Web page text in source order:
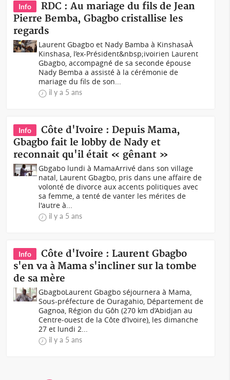
Info
RDC : Au mariage du fils de Jean
Pierre Bemba, Gbagbo cristallise les
regards
Laurent Gbagbo et Nady Bamba à KinshasaÀ
Kinshasa, l’ex-Président&nbsp;ivoirien Laurent
Gbagbo, accompagné de sa seconde épouse
Nady Bemba a assisté à la cérémonie de
mariage du fils de son...
il y a 5 ans
Info
Côte d'Ivoire : Depuis Mama,
Gbagbo fait le lobby de Nady et
reconnait qu'il était « gênant »
Gbgabo lundi à MamaArrivé dans son village
natal, Laurent Gbagbo, pris dans une affaire de
volonté de divorce aux accents politiques avec
sa femme, a tenté de vanter les mérites de
l'autre à...
il y a 5 ans
Info
Côte d'Ivoire : Laurent Gbagbo
s'en va à Mama s'incliner sur la tombe
de sa mère
Gbagbo Laurent Gbagbo séjournera à Mama,
Sous-préfecture de Ouragahio, Département de
Gagnoa, Région du Gôh (270 km d’Abidjan au
Centre-ouest de la Côte d’Ivoire), les dimanche
27 et lundi 2...
il y a 5 ans